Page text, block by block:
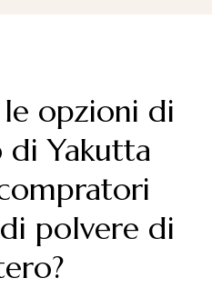
opzioni di
Yakutta
polvere di